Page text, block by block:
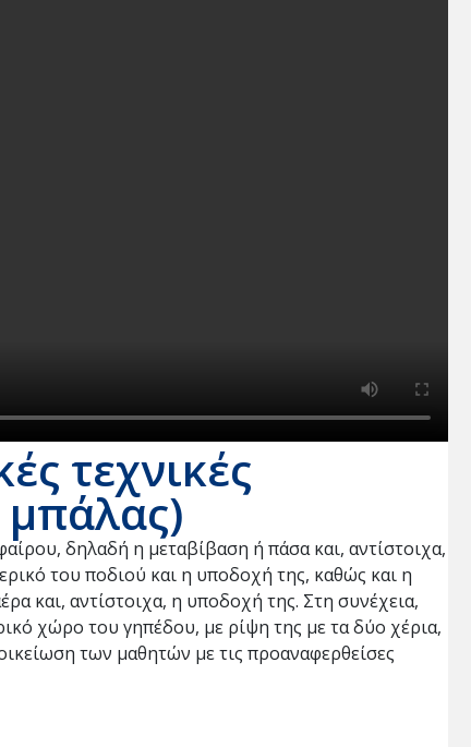
τεχνικές
μπάλας)
δηλαδή η μεταβίβαση ή πάσα και, αντίστοιχα,
του ποδιού και η υποδοχή της, καθώς και η
και, αντίστοιχα, η υποδοχή της. Στη συνέχεια,
χώρο του γηπέδου, με ρίψη της με τα δύο χέρια,
των μαθητών με τις προαναφερθείσες